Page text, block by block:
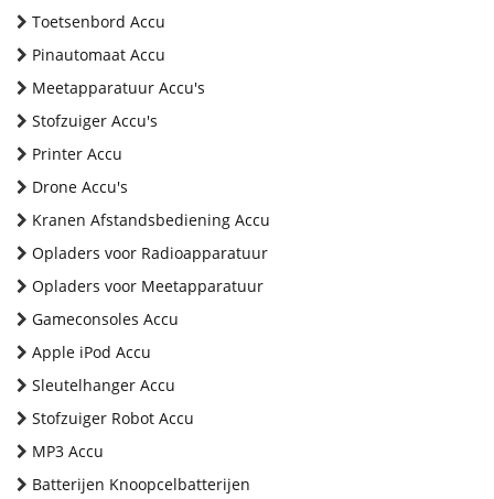
Toetsenbord Accu
Pinautomaat Accu
Meetapparatuur Accu's
Stofzuiger Accu's
Printer Accu
Drone Accu's
Kranen Afstandsbediening Accu
Opladers voor Radioapparatuur
Opladers voor Meetapparatuur
Gameconsoles Accu
Apple iPod Accu
Sleutelhanger Accu
Stofzuiger Robot Accu
MP3 Accu
Batterijen Knoopcelbatterijen